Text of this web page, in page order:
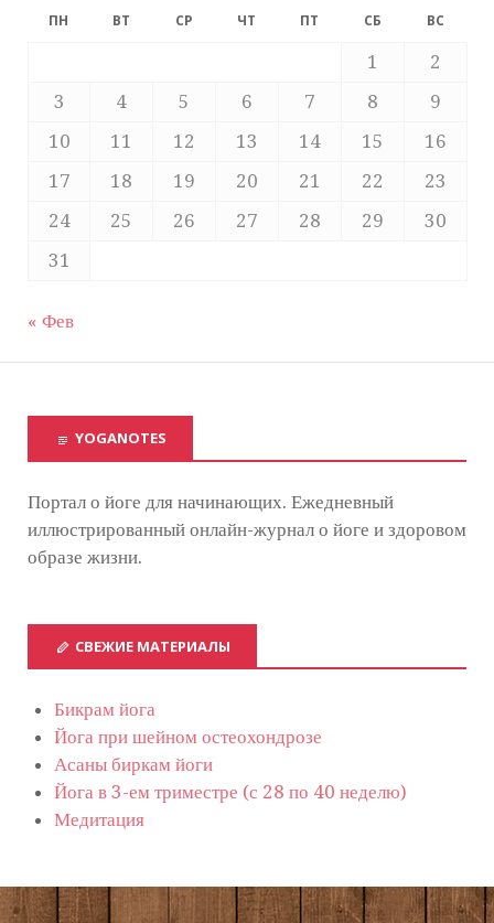
ПН ВТ СР ЧТ ПТ СБ ВС
1
2
3
4 5 6 7 8
9
10
11 12 13 14 15
16
17
18 19 20 21 22
23
24
25 26 27 28 29
30
31
« Фев
YOGANOTES
Портал о йоге для начинающих. Ежедневный
иллюстрированный онлайн-журнал о йоге и здоровом
образе жизни.
СВЕЖИЕ МАТЕРИАЛЫ
Бикрам йога
Йога при шейном остеохондрозе
Асаны биркам йоги
Йога в 3-ем триместре (с 28 по 40 неделю)
Медитация